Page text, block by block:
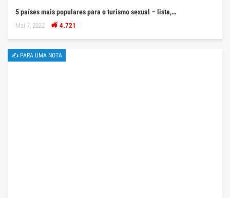
5 países mais populares para o turismo sexual – lista,…
Mai 7, 2022 4.721
✍ PARA UMA NOTA